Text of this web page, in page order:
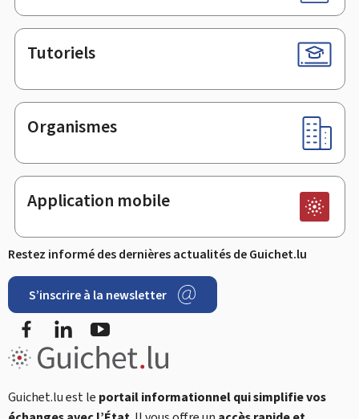
Tutoriels
Organismes
Application mobile
Restez informé des dernières actualités de Guichet.lu
S’inscrire à la newsletter
FacebookLinkedIn
Guichet.lu est le portail informationnel qui simplifie vos